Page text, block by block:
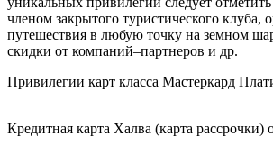
членом закрытого туристического клуба,
путешествия в любую точку на земном
скидки от компаний–партнеров и др.
Привилегии карт класса Мастеркард
Кредитная карта Халва (карта рассрочки)